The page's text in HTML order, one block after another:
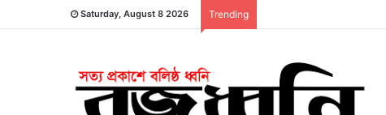
Saturday, August 8 2026 Trending